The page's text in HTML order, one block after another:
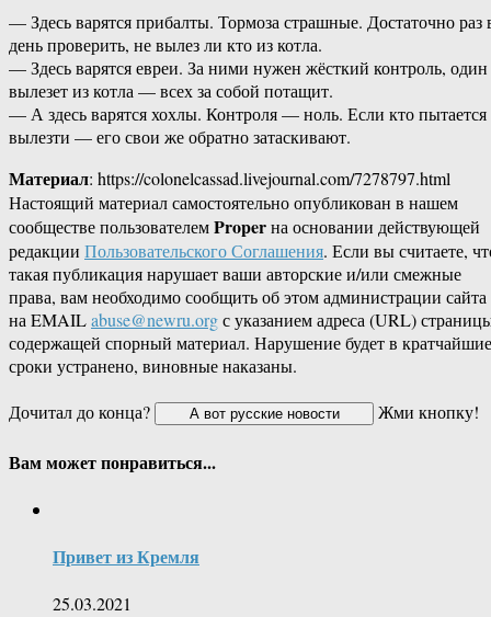
— Здесь варятся прибалты. Тормоза страшные. Достаточно раз
день проверить, не вылез ли кто из котла.
— Здесь варятся евреи. За ними нужен жёсткий контроль, один
вылезет из котла — всех за собой потащит.
— А здесь варятся хохлы. Контроля — ноль. Если кто пытается
вылезти — его свои же обратно затаскивают.
Материал: https://colonelcassad.livejournal.com/7278797.html
Настоящий материал самостоятельно опубликован в нашем
сообществе пользователемProperна основании действующей
редакции Пользовательского Соглашения. Если вы считаете,
такая публикация нарушает ваши авторские и/или смежные
права, вам необходимо сообщить об этом администрации сайта
на EMAILabuse@newru.orgс указанием адреса (URL)
содержащей спорный материал. Нарушение будет в кратчайшие
сроки устранено, виновные наказаны.
Дочитал до конца?
Жми кнопку!
Вам может понравиться...
Привет из Кремля
25.03.2021